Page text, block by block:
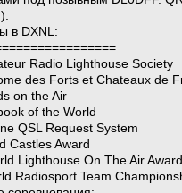
в DXNL:
Radio Lighthouse Society
des Forts et Chateaux de
on the Air
of the World
QSL Request System
Award
Lighthouse On The Air Award
Radiosport Team